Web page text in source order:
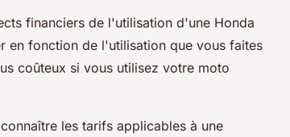
financiers de l'utilisation d'une Honda
en fonction de l'utilisation que vous faites
coûteux si vous utilisez votre moto
les tarifs applicables à une